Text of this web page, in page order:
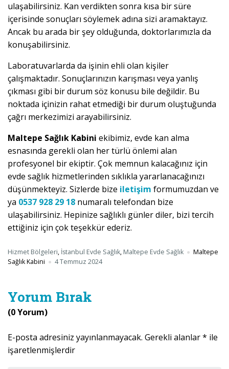
ulaşabilirsiniz. Kan verdikten sonra kısa bir süre
içerisinde sonuçları söylemek adına sizi aramaktayız.
Ancak bu arada bir şey olduğunda, doktorlarımızla da
konuşabilirsiniz.
Laboratuvarlarda da işinin ehli olan kişiler
çalışmaktadır. Sonuçlarınızın karışması veya yanlış
çıkması gibi bir durum söz konusu bile değildir. Bu
noktada içinizin rahat etmediği bir durum oluştuğunda
çağrı merkezimizi arayabilirsiniz.
Maltepe Sağlık Kabini ekibimiz, evde kan alma
esnasında gerekli olan her türlü önlemi alan
profesyonel bir ekiptir. Çok memnun kalacağınız için
evde sağlık hizmetlerinden sıklıkla yararlanacağınızı
düşünmekteyiz. Sizlerde bize iletişim formumuzdan ve
ya 0537 928 29 18 numaralı telefondan bize
ulaşabilirsiniz. Hepinize sağlıklı günler diler, bizi tercih
ettiğiniz için çok teşekkür ederiz.
Hizmet Bölgeleri, İstanbul Evde Sağlık, Maltepe Evde Sağlık
Maltepe
Sağlık Kabini
4 Temmuz 2024
Yorum Bırak
(0 Yorum)
E-posta adresiniz yayınlanmayacak. Gerekli alanlar* ile
işaretlenmişlerdir